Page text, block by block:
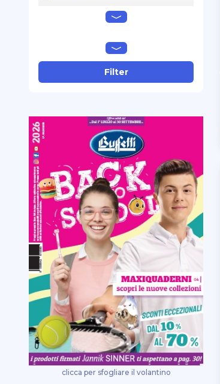
lebez
osama
papermate
parker
pelikan
pentel
pilot
post-it
pritt
ri.plast
rotring
schneider
securit
sharpie
Filter
clicca per sfogliare il volantino